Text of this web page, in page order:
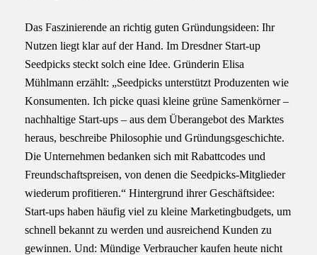
Das Faszinierende an richtig guten Gründungsideen: Ihr
Nutzen liegt klar auf der Hand. Im Dresdner Start-up
Seedpicks steckt solch eine Idee. Gründerin Elisa
Mühlmann erzählt: „Seedpicks unterstützt Produzenten wie
Konsumenten. Ich picke quasi kleine grüne Samenkörner –
nachhaltige Start-ups – aus dem Überangebot des Marktes
heraus, beschreibe Philosophie und Gründungsgeschichte.
Die Unternehmen bedanken sich mit Rabattcodes und
Freundschaftspreisen, von denen die Seedpicks-Mitglieder
wiederum profitieren.“ Hintergrund ihrer Geschäftsidee:
Start-ups haben häufig viel zu kleine Marketingbudgets, um
schnell bekannt zu werden und ausreichend Kunden zu
gewinnen. Und: Mündige Verbraucher kaufen heute nicht